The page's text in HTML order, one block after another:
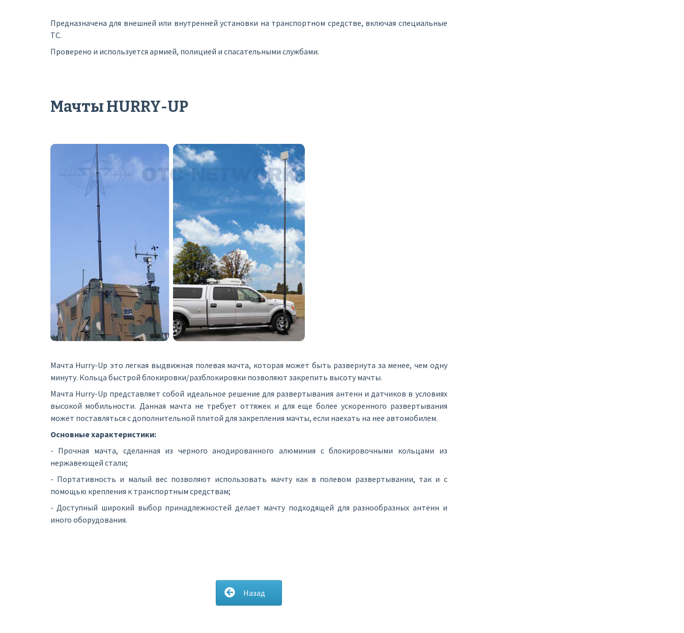
Предназначена для внешней или внутренней установки на транспортном средстве, включая специальные
ТС.
Проверено и используется армией, полицией и спасательными службами.
Мачты HURRY-UP
Мачта Hurry-Up это легкая выдвижная полевая мачта, которая может быть развернута за менее, чем одну
минуту. Кольца быстрой блокировки/разблокировки позволяют закрепить высоту мачты.
Мачта Hurry-Up представляет собой идеальное решение для развертывания антенн и датчиков в условиях
высокой мобильности. Данная мачта не требует оттяжек и для еще более ускоренного развертывания
может поставляться с дополнительной плитой для закрепления мачты, если наехать на нее автомобилем.
Основные характеристики:
- Прочная мачта, сделанная из черного анодированного алюминия с блокировочными кольцами из
нержавеющей стали;
- Портативность и малый вес позволяют использовать мачту как в полевом развертывании, так и с
помощью крепления к транспортным средствам;
- Доступный широкий выбор принадлежностей делает мачту подходящей для разнообразных антенн и
иного оборудования.
Назад